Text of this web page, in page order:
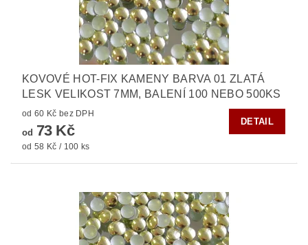
KOVOVÉ HOT-FIX KAMENY BARVA 01 ZLATÁ
LESK VELIKOST 7MM, BALENÍ 100 NEBO 500KS
od 60 Kč bez DPH
od 73 Kč
od 58 Kč / 100 ks
DETAIL